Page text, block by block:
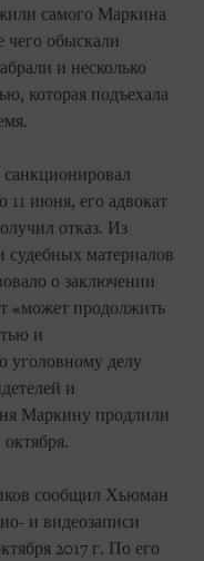
самого Маркина
чего обыскали
и несколько
которая подъехала
июня, его адвокат
отказ. Из
материалов
о заключении
«может продолжить
и
уголовному делу
и
Маркину продлили
сообщил Хьюман
и видеозаписи
2017 г. По его